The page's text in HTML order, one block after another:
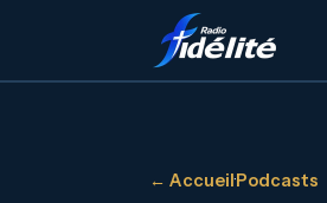
← Accueil·Podcasts